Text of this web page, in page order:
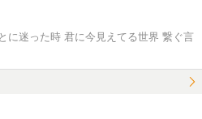
に迷った時 君に今見えてる世界 繋ぐ言